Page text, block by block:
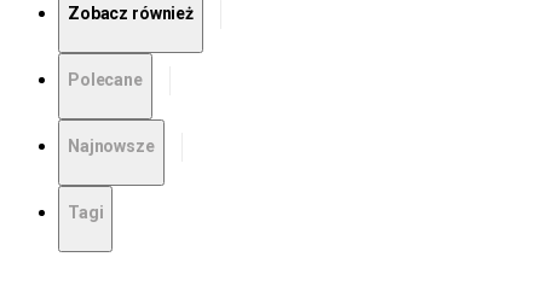
Zobacz również
Polecane
Najnowsze
Tagi